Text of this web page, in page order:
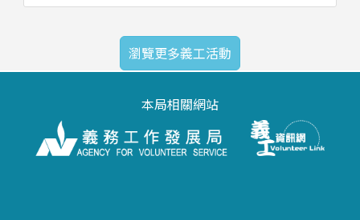
瀏覽更多義工活動
本局相關網站